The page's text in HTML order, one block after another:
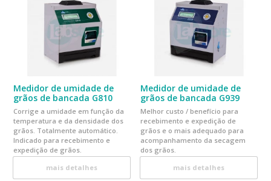
Medidor de umidade de
grãos de bancada G810
Corrige a umidade em função da
temperatura e da densidade dos
grãos. Totalmente automático.
Indicado para recebimento e
expedição de grãos.
mais detalhes
Medidor de umidade de
grãos de bancada G939
Melhor custo / benefício para
recebimento e expedição de
grãos e o mais adequado para
acompanhamento da secagem
dos grãos.
mais detalhes